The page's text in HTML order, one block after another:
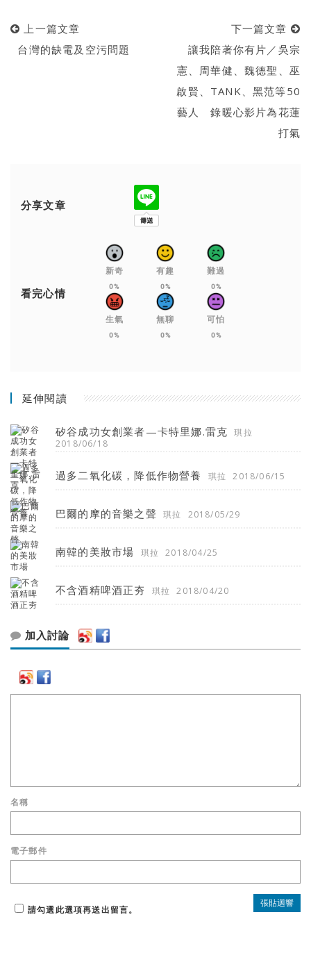
上一篇文章
台灣的缺電及空污問題
下一篇文章
讓我陪著你有片／吳宗
憲、周華健、魏德聖、巫
啟賢、TANK、黑范等50
藝人 錄暖心影片為花蓮
打氣
分享文章
看完心情
新奇
0%
有趣
0%
難過
0%
生氣
0%
無聊
0%
可怕
0%
延伸閱讀
矽谷成功女創業者—卡特里娜.雷克
琪拉
2018/06/18
過多二氧化碳，降低作物營養 琪拉 2018/06/15
巴爾的摩的音樂之聲 琪拉 2018/05/29
南韓的美妝市場 琪拉 2018/04/25
不含酒精啤酒正夯 琪拉 2018/04/20
加入討論
名稱
電子郵件
請勾選此選項再送出留言。